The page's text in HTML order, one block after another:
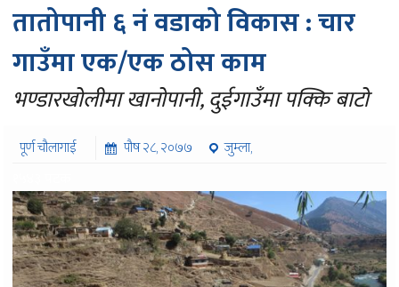
तातोपानी ६ नं वडाको विकास : चार
गाउँमा एक/एक ठोस काम
भण्डारखोलीमा खानोपानी, दुईगाउँमा पक्कि बाटो
पूर्ण चौलागाई पौष २८, २०७७
जुम्ला,